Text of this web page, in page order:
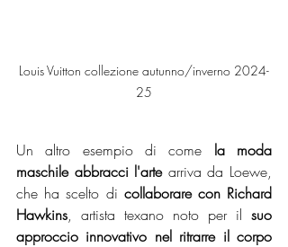
Louis Vuitton collezione autunno/inverno 2024-
25
Un altro esempio di come la moda
maschile abbracci l'arte arriva da Loewe,
che ha scelto di collaborare con Richard
Hawkins, artista texano noto per il suo
approccio innovativo nel ritrarre il corpo